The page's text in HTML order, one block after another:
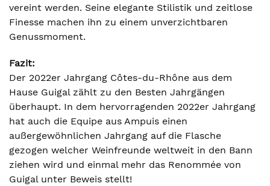
vereint werden. Seine elegante Stilistik und zeitlose
Finesse machen ihn zu einem unverzichtbaren
Genussmoment.
Fazit:
Der 2022er Jahrgang Côtes-du-Rhône aus dem
Hause Guigal zählt zu den Besten Jahrgängen
überhaupt. In dem hervorragenden 2022er Jahrgang
hat auch die Equipe aus Ampuis einen
außergewöhnlichen Jahrgang auf die Flasche
gezogen welcher Weinfreunde weltweit in den Bann
ziehen wird und einmal mehr das Renommée von
Guigal unter Beweis stellt!